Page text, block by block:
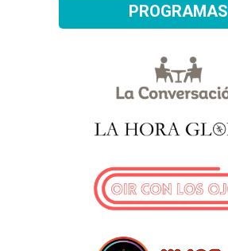
PROGRAMAS